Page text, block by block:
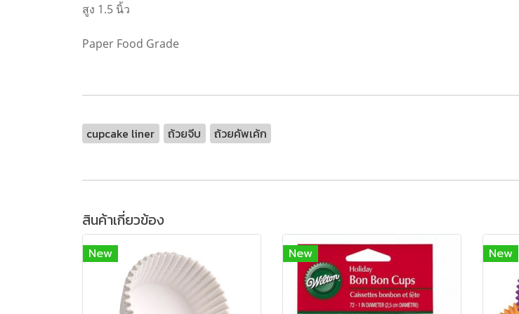
สูง 1.5 นิ้ว
Paper Food Grade
cupcake liner ถ้วยจีบ ถ้วยคัพเค้ก
สินค้าเกี่ยวข้อง
New New New